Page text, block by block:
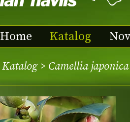
Home Katalog
Katalog> Camellia japonica